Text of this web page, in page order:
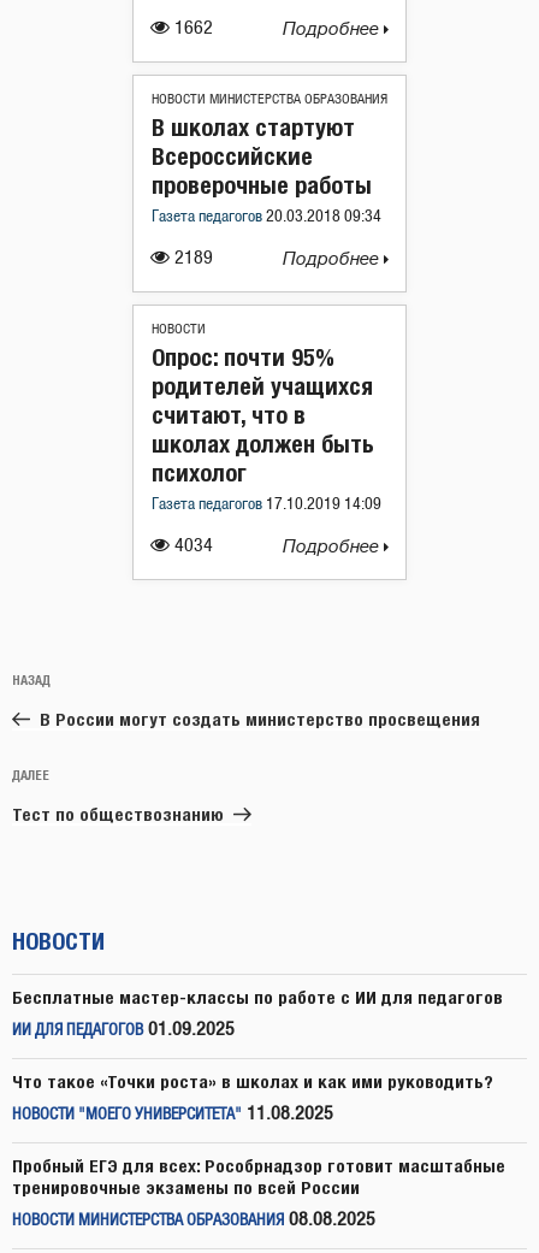
1662 Подробнее
НОВОСТИ МИНИСТЕРСТВА ОБРАЗОВАНИЯ
2189
В школах стартуют
Всероссийские
проверочные работы
Газета педагогов 20.03.2018 09:34
Подробнее
НОВОСТИ
4034
Опрос: почти 95%
родителей учащихся
считают, что в
школах должен быть
психолог
Газета педагогов 17.10.2019 14:09
Подробнее
по
записям
Предыдущая
запись:
НАЗАД
В России могут создать министерство просвещения
Следующая
запись
ДАЛЕЕ
Тест по обществознанию
НОВОСТИ
Бесплатные мастер-классы по работе с ИИ для педагогов
ИИ ДЛЯ ПЕДАГОГОВ 01.09.2025
Что такое «Точки роста» в школах и как ими руководить?
НОВОСТИ "МОЕГО УНИВЕРСИТЕТА" 11.08.2025
Пробный ЕГЭ для всех: Рособрнадзор готовит масштабные
тренировочные экзамены по всей России
НОВОСТИ МИНИСТЕРСТВА ОБРАЗОВАНИЯ 08.08.2025